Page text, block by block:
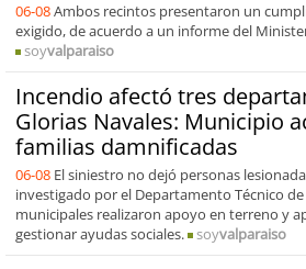
06-08Ambos recintos presentaron un
exigido, de acuerdo a un informe del
soyvalparaiso
Incendio afectó tres
Glorias Navales: Municipio
familias damnificadas
06-08 El siniestro no dejó personas
investigado por el Departamento Técnico
municipales realizaron apoyo en terreno y
gestionar ayudas sociales.
soyvalparaiso